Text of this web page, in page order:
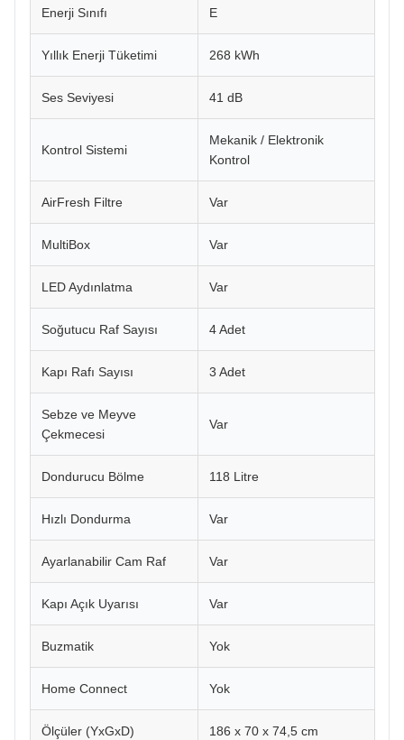
Enerji Sınıfı E
Yıllık Enerji Tüketimi 268 kWh
Ses Seviyesi 41 dB
Kontrol Sistemi
Mekanik / Elektronik
Kontrol
AirFresh Filtre Var
MultiBox Var
LED Aydınlatma Var
Soğutucu Raf Sayısı 4 Adet
Kapı Rafı Sayısı 3 Adet
Sebze ve Meyve
Çekmecesi
Var
Dondurucu Bölme 118 Litre
Hızlı Dondurma Var
Ayarlanabilir Cam Raf Var
Kapı Açık Uyarısı Var
Buzmatik Yok
Home Connect Yok
Ölçüler (YxGxD) 186 x 70 x 74,5 cm